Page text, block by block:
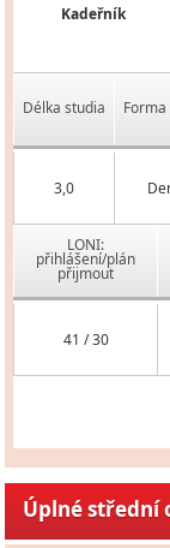
Kadeřník
Délka studia
3,0
LONI:
přihlášení/plán
přijmout
41 / 30
Úplné střední